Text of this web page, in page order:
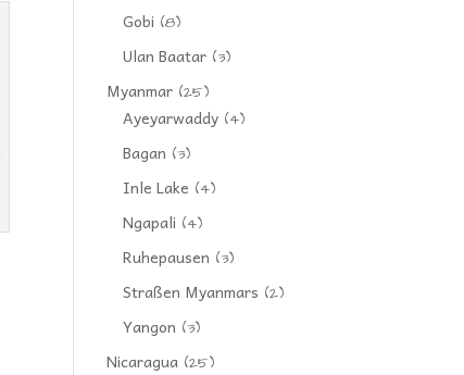
Gobi (8)
Ulan Baatar (3)
Myanmar (25)
Ayeyarwaddy (4)
Bagan (3)
Inle Lake (4)
Ngapali (4)
Ruhepausen (3)
Straßen Myanmars (2)
Yangon (3)
Nicaragua (25)